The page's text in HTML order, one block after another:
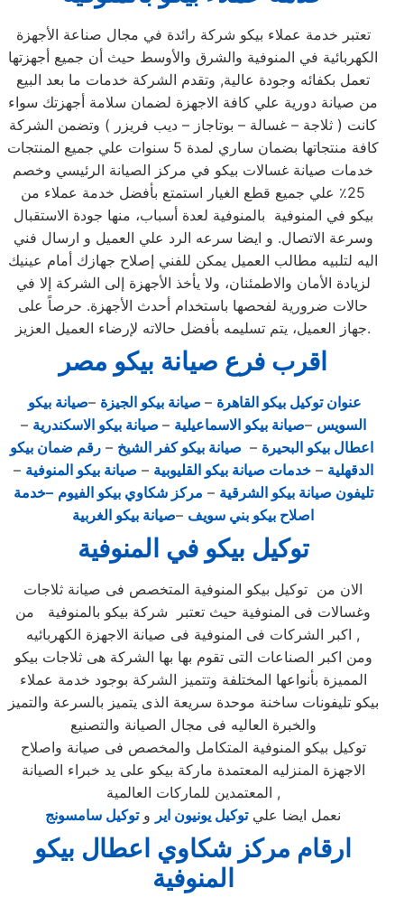
تعتبر خدمة عملاء بيكو شركة رائدة في مجال صناعة الأجهزة
الكهربائية في المنوفية والشرق والأوسط حيث أن جميع أجهزتها
تعمل بكفائه وجودة عالية, وتقدم الشركة خدمات ما بعد البيع
من صيانة دورية علي كافة الاجهزة لضمان سلامة أجهزتك سواء
كانت ( ثلاجة – غسالة – بوتاجاز – ديب فريزر ) وتضمن الشركة
كافة منتجاتها بضمان ساري لمدة 5 سنوات علي جميع المنتجات
خدمات صيانة غسالات بيكو في مركز الصيانة الرئيسي وخصم
25٪ علي جميع قطع الغيار استمتع بأفضل خدمة عملاء من
بيكو في المنوفية بالمنوفية لعدة أسباب، منها جودة الاستقبال
وسرعة الاتصال. و ايضا سرعه الرد علي العميل و ارسال فني
اليه لتلبيه مطالب العميل يمكن للفني إصلاح جهازك أمام عينيك
لزيادة الأمان والاطمئنان، ولا يأخذ الأجهزة إلى الشركة إلا في
حالات ضرورية لفحصها باستخدام أحدث الأجهزة. حرصاً على
جهاز العميل، يتم تسليمه بأفضل حالاته لإرضاء العميل العزيز.
اقرب فرع صيانة بيكو مصر
عنوان توكيل بيكو القاهرة – صيانة بيكو الجيزة –صيانة بيكو
السويس –صيانة بيكو الاسماعيلية – صيانة بيكو الاسكندرية –
اعطال بيكو البحيرة – صيانة بيكو كفر الشيخ –رقم ضمان بيكو
الدقهلية –خدمات صيانة بيكو القليوبية – صيانة بيكو المنوفية –
تليفون صيانة بيكو الشرقية – مركز شكاوي بيكو الفيوم –خدمة
اصلاح بيكو بني سويف –صيانة بيكو الغربية
توكيل بيكو في المنوفية
الان من توكيل بيكو المنوفية المتخصص فى صيانة ثلاجات
وغسالات فى المنوفية حيث تعتبر شركة بيكو بالمنوفية من
اكبر الشركات فى المنوفية فى صيانة الاجهزة الكهربائيه ,
ومن اكبر الصناعات التى تقوم بها بها الشركة هى ثلاجات بيكو
المميزة بأنواعها المختلفة وتتميز الشركة بوجود خدمة عملاء
بيكو تليفونات ساخنة موحدة سريعة الذى يتميز بالسرعة والتميز
والخبرة العاليه فى مجال الصيانة والتصنيع
توكيل بيكو المنوفية المتكامل والمخصص فى صيانة واصلاح
الاجهزة المنزليه المعتمدة ماركة بيكو على يد خبراء الصيانة
المعتمدين للماركات العالمية ,
نعمل ايضا عليتوكيل يونيون اير وتوكيل سامسونج
ارقام مركز شكاوي اعطال بيكو
المنوفية